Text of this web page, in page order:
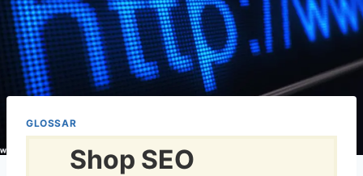
GLOSSAR
Shop SEO